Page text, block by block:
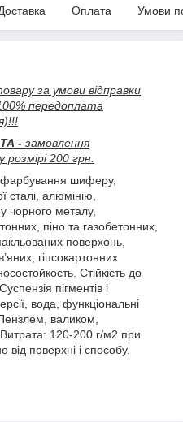
Оплата Умови
за умови відправки
передоплата
- замовлення
200 грн.
шиферу,
сталі, алюмінію,
чорного металу,
піно та газобетонних,
поверхонь,
гіпсокартонних
Стійкість до
пігментів і
вода, функціональні
валиком,
120-200 г/м2 при
поверхні і способу.